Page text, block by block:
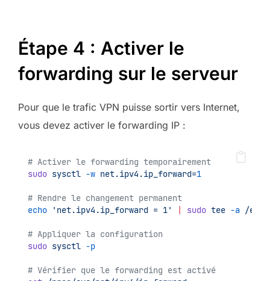
Étape 4 : Activer le
forwarding sur le serveur
Pour que le trafic VPN puisse sortir vers Internet,
vous devez activer le forwarding IP :
# Activer le forwarding temporairement
sudo sysctl -w net.ipv4.ip_forward=1
# Rendre le changement permanent
echo
'net.ipv4.ip_forward = 1' | sudo tee -a /etc/
# Appliquer la configuration
sudo sysctl -p
# Vérifier que le forwarding est activé